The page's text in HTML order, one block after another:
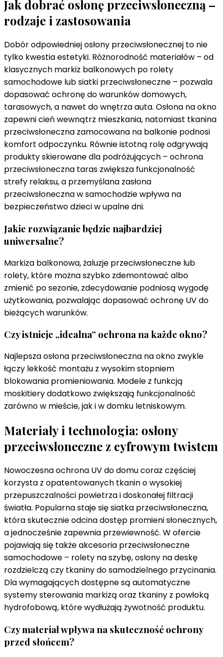
Jak dobrać osłonę przeciwsłoneczną –
rodzaje i zastosowania
Dobór odpowiedniej osłony przeciwsłonecznej to nie
tylko kwestia estetyki. Różnorodność materiałów – od
klasycznych markiz balkonowych po rolety
samochodowe lub siatki przeciwsłoneczne – pozwala
dopasować ochronę do warunków domowych,
tarasowych, a nawet do wnętrza auta. Osłona na okno
zapewni cień wewnątrz mieszkania, natomiast tkanina
przeciwsłoneczna zamocowana na balkonie podnosi
komfort odpoczynku. Równie istotną rolę odgrywają
produkty skierowane dla podróżujących – ochrona
przeciwsłoneczna taras zwiększa funkcjonalność
strefy relaksu, a przemyślana zasłona
przeciwsłoneczna w samochodzie wpływa na
bezpieczeństwo dzieci w upalne dni.
Jakie rozwiązanie będzie najbardziej
uniwersalne?
Markiza balkonowa, żaluzje przeciwsłoneczne lub
rolety, które można szybko zdemontować albo
zmienić po sezonie, zdecydowanie podniosą wygodę
użytkowania, pozwalając dopasować ochronę UV do
bieżących warunków.
Czy istnieje „idealna” ochrona na każde okno?
Najlepsza osłona przeciwsłoneczna na okno zwykle
łączy lekkość montażu z wysokim stopniem
blokowania promieniowania. Modele z funkcją
moskitiery dodatkowo zwiększają funkcjonalność
zarówno w mieście, jak i w domku letniskowym.
Materiały i technologia: osłony
przeciwsłoneczne z cyfrowym twistem
Nowoczesna ochrona UV do domu coraz częściej
korzysta z opatentowanych tkanin o wysokiej
przepuszczalności powietrza i doskonałej filtracji
światła. Popularna staje się siatka przeciwsłoneczna,
która skutecznie odcina dostęp promieni słonecznych,
a jednocześnie zapewnia przewiewność. W ofercie
pojawiają się także akcesoria przeciwsłoneczne
samochodowe – rolety na szybę, osłony na deskę
rozdzielczą czy tkaniny do samodzielnego przycinania.
Dla wymagających dostępne są automatyczne
systemy sterowania markizą oraz tkaniny z powłoką
hydrofobową, które wydłużają żywotność produktu.
Czy materiał wpływa na skuteczność ochrony
przed słońcem?